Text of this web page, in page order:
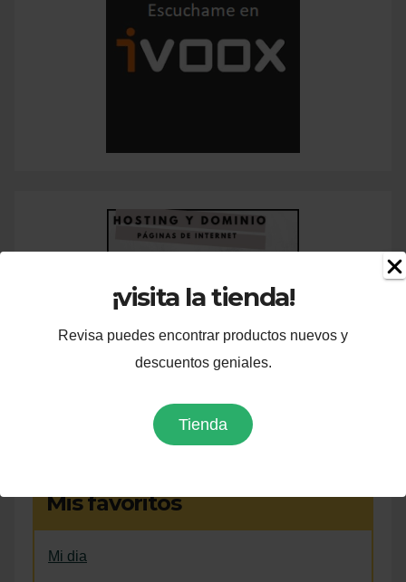
¡visita la tienda!
Revisa puedes encontrar productos nuevos y
descuentos geniales.
Tienda
Mis favoritos
Mi dia